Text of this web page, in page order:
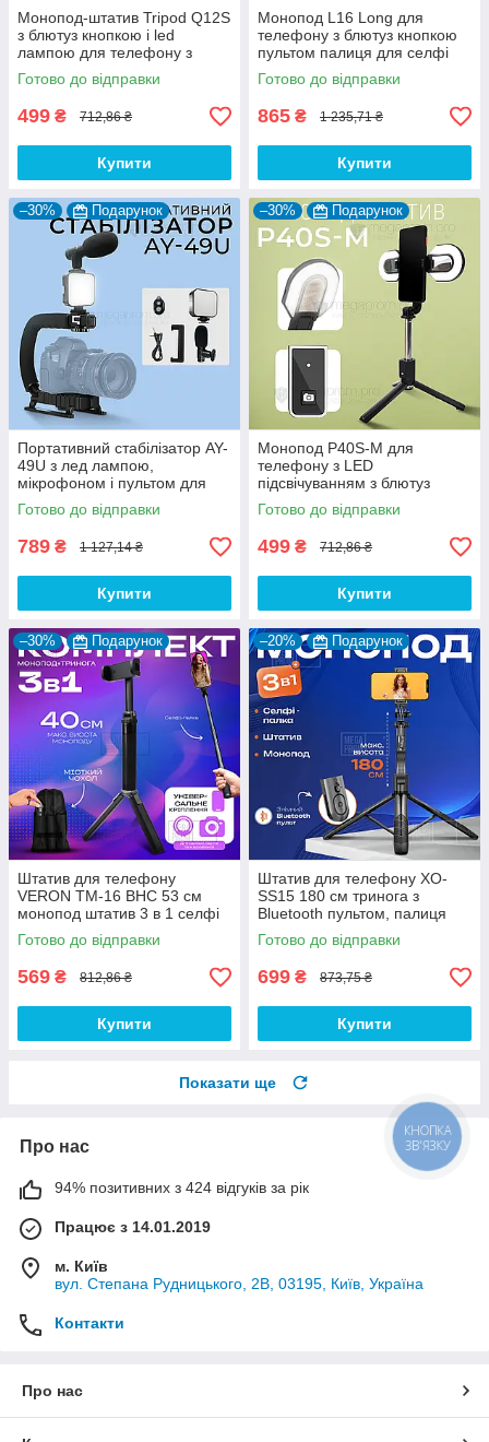
Монопод-штатив Tripod Q12S
з блютуз кнопкою і led
лампою для телефону з
пультом палиця для селфі
Готово до відправки
499 ₴ 712,86 ₴
Купити
Монопод L16 Long для
телефону з блютуз кнопкою
пультом палиця для селфі
Готово до відправки
865 ₴ 1 235,71 ₴
Купити
–30% Подарунок
Портативний стабілізатор AY-
49U з лед лампою,
мікрофоном і пультом для
відео фото. Штатив для
телефона камери
Готово до відправки
789 ₴ 1 127,14 ₴
Купити
–30% Подарунок
Монопод P40S-M для
телефону з LED
підсвічуванням з блютуз
кнопкою пультом палиця для
селфі
Готово до відправки
499 ₴ 712,86 ₴
Купити
–30% Подарунок
Штатив для телефону
VERON TM-16 BHC 53 см
монопод штатив 3 в 1 селфі
палиця для телефону з
чохлом
Готово до відправки
569 ₴ 812,86 ₴
Купити
–20% Подарунок
Штатив для телефону XO-
SS15 180 см тринога з
Bluetooth пультом, палиця
для селфі та відео
Готово до відправки
699 ₴ 873,75 ₴
Купити
Показати ще
Про нас
94% позитивних з 424 відгуків за рік
Працює з 14.01.2019
м. Київ
вул. Степана Рудницького, 2В, 03195, Київ, Україна
Контакти
Про нас
КНОПКА
ЗВ'ЯЗКУ